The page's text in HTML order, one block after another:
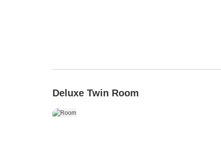
Deluxe Twin Room